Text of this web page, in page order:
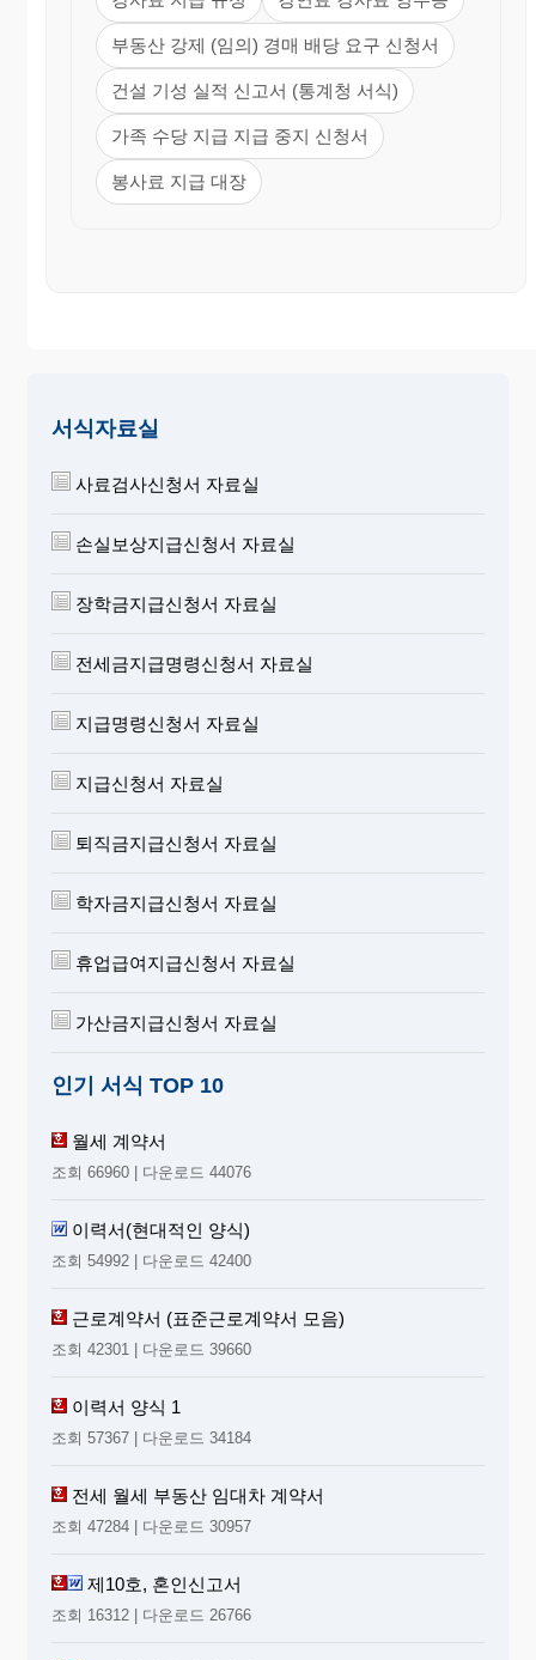
부동산 강제 (임의) 경매 배당 요구 신청서
건설 기성 실적 신고서 (통계청 서식)
가족 수당 지급 지급 중지 신청서
봉사료 지급 대장
서식자료실
사료검사신청서 자료실
손실보상지급신청서 자료실
장학금지급신청서 자료실
전세금지급명령신청서 자료실
지급명령신청서 자료실
지급신청서 자료실
퇴직금지급신청서 자료실
학자금지급신청서 자료실
휴업급여지급신청서 자료실
가산금지급신청서 자료실
인기 서식 TOP 10
월세 계약서
조회 66960 | 다운로드 44076
이력서(현대적인 양식)
조회 54992 | 다운로드 42400
근로계약서 (표준근로계약서 모음)
조회 42301 | 다운로드 39660
이력서 양식 1
조회 57367 | 다운로드 34184
전세 월세 부동산 임대차 계약서
조회 47284 | 다운로드 30957
제10호, 혼인신고서
조회 16312 | 다운로드 26766